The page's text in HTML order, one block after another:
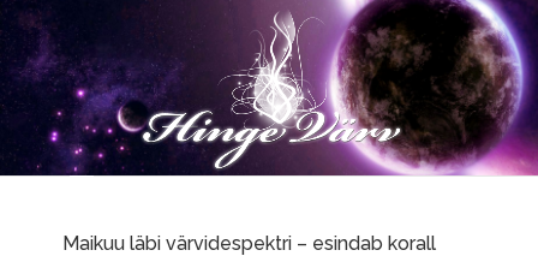
Maikuu läbi värvidespektri – esindab korall